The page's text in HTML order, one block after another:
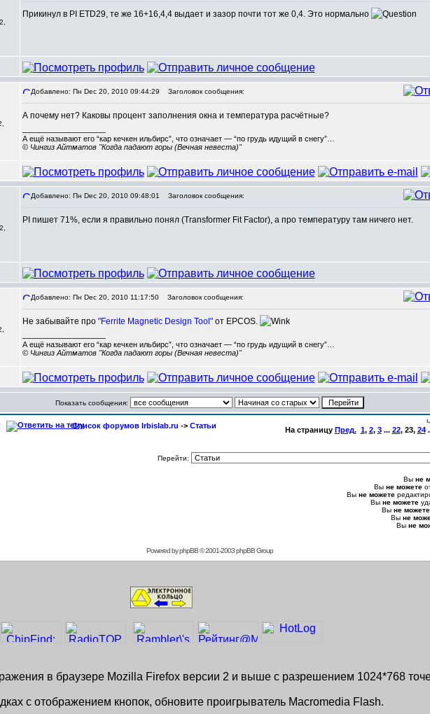
Прикинул в PI ETD29, те же 16+16,4,4 выдает и зазор почти тот же 0,4. Это нормально
Добавлено: Пн Dec 20, 2010 09:44:29 Заголовок сообщения:
А почему нет? Каковы процент заполнения окна и температура расчётные?
А ещё называют его “кар кечкен ильбирс”, что означает — “по грудь идущий в снегу”…
© Чингиз Айтматов "Когда падают горы (Вечная невеста)"
Добавлено: Пн Dec 20, 2010 09:48:01 Заголовок сообщения:
PI пишет 71%, если я правильно понял (Transformer Fit Factor), а про температуру там ничего нет.
Добавлено: Пн Dec 20, 2010 11:17:50 Заголовок сообщения:
Не забывайте про "Ferrite Magnetic Design Tool"от EPCOS.
А ещё называют его “кар кечкен ильбирс”, что означает — “по грудь идущий в снегу”…
© Чингиз Айтматов "Когда падают горы (Вечная невеста)"
Показать сообщения:
Список форумов Irbislab.ru -> Статьи На страницу Пред. 1, 2, 3... 22, 23, 24
Перейти:
Вы не
Вы не можете
Вы не можете
Вы не можете
Вы не можете
Вы не
Вы не
Powered byphpBB© 2001-2003 phpBB Group
в браузере Mozilla Firefox версии 2 и выше с разрешением 1024*768
с отображением кнопок, обновите проигрыватель Macromedia Flash.